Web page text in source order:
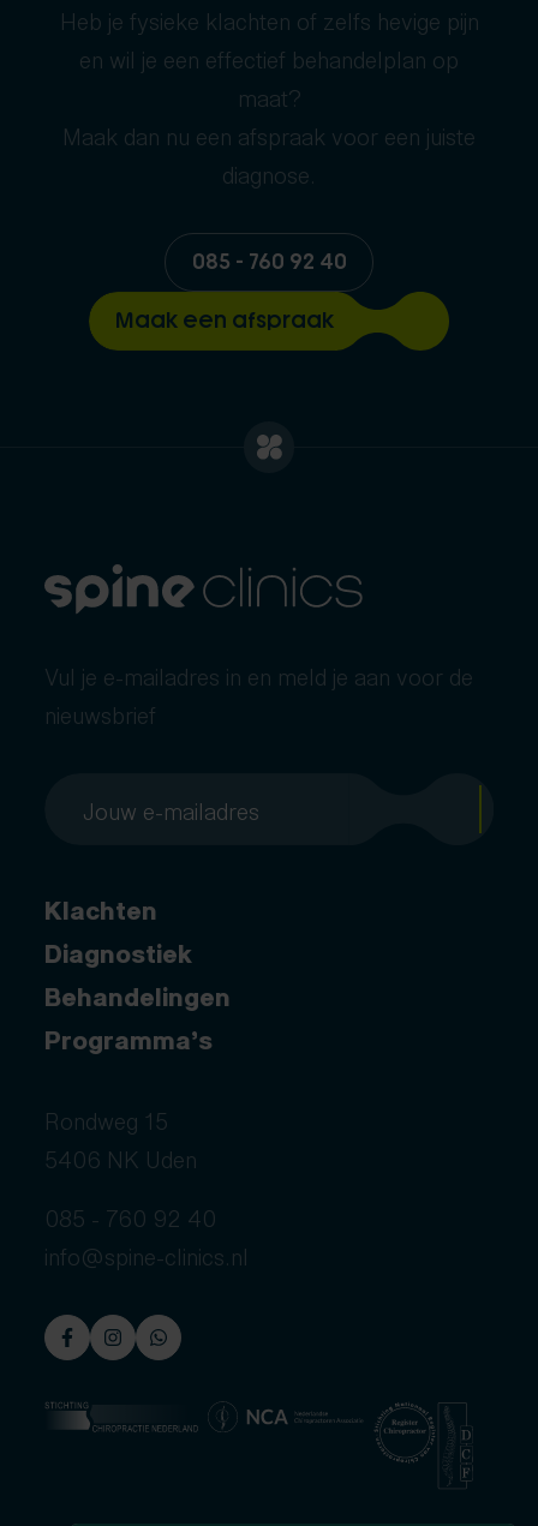
Heb je fysieke klachten of zelfs hevige pijn
en wil je een effectief behandelplan op
maat?
Maak dan nu een afspraak voor een juiste
diagnose.
085 - 760 92 40
Maak een afspraak
Vul je e-mailadres in en meld je aan voor de
nieuwsbrief
Klachten
Diagnostiek
Behandelingen
Programma’s
Rondweg 15
5406 NK Uden
085 - 760 92 40
info@spine-clinics.nl